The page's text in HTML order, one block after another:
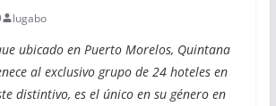
lugabo
ubicado en Puerto Morelos, Quintana
al exclusivo grupo de 24 hoteles en
distintivo, es el único en su género en